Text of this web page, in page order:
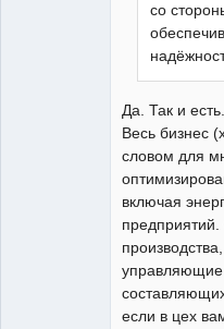
со
Да. Так и есть.
Весь бизнес
словом для
включая
управляющие
если в цех